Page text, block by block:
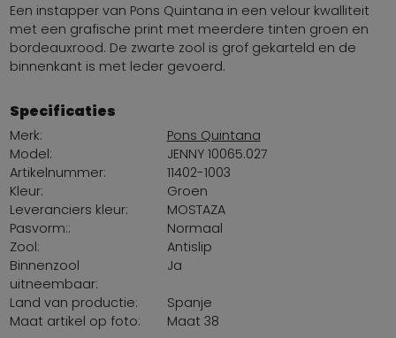
Een instapper van Pons Quintana in een velour kwalliteit
met een grafische print met meerdere tinten groen en
bordeauxrood. De zwarte zool is grof gekarteld en de
binnenkant is met leder gevoerd.
Specificaties
Merk:
Pons Quintana
Model:
JENNY 10065.027
Artikelnummer:
11402-1003
Kleur:
Groen
Leveranciers kleur:
MOSTAZA
Pasvorm::
Normaal
Zool:
Antislip
Binnenzool
uitneembaar:
Ja
Land van productie:
Spanje
Maat artikel op foto:
Maat 38